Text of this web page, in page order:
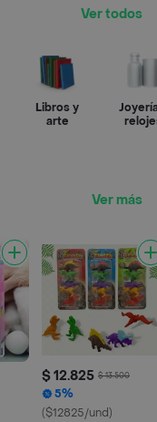
Ver todos
Libros y
arte
Ver más
$ 12.825 $ 13.500
5%
($12825/und)